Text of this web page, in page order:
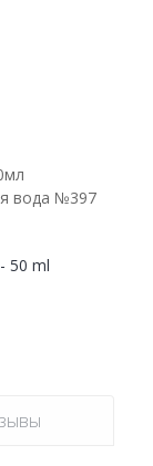
вода №397
50 ml